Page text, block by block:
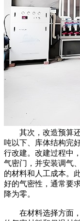
其次，改造预算还
吨以下、库体结构完
行改建。改建过程中
气密门，并安装调气
的材料和人工成本。
好的气密性，通常要
降为零。
在材料选择方面，